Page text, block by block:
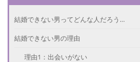
結婚できない男ってどんな人だろう…
結婚できない男の理由
理由1：出会いがない